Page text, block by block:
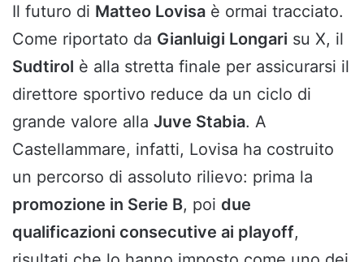
Il futuro di Matteo Lovisa è ormai tracciato.
Come riportato da Gianluigi Longari su X, il
Sudtirol è alla stretta finale per assicurarsi il
direttore sportivo reduce da un ciclo di
grande valore alla Juve Stabia. A
Castellammare, infatti, Lovisa ha costruito
un percorso di assoluto rilievo: prima la
promozione in Serie B, poi due
qualificazioni consecutive ai playoff,